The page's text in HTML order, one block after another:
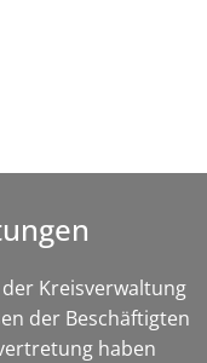
Kreisverwaltung
der Beschäftigten
haben